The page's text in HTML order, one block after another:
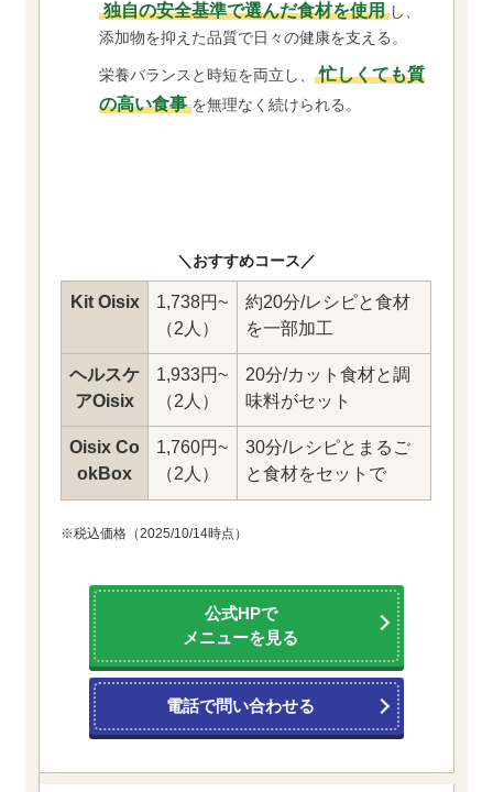
独自の安全基準で選んだ食材を使用 し、
添加物を抑えた品質で日々の健康を支える。
栄養バランスと時短を両立し、 忙しくても質
の高い食事 を無理なく続けられる。
＼おすすめコース／
Kit Oisix
1,738円~
（2人）
約20分/レシピと食材
を一部加工
ヘルスケ
アOisix
1,933円~
（2人）
20分/カット食材と調
味料がセット
Oisix Co
okBox
1,760円~
（2人）
30分/レシピとまるご
と食材をセットで
※税込価格（2025/10/14時点）
公式HPで
メニューを見る
電話で問い合わせる